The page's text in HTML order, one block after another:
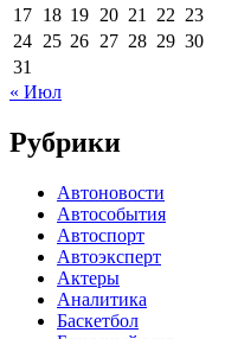
17 18 19 20 21 22 23
24 25 26 27 28 29 30
31
« Июл
Рубрики
Автоновости
Автособытия
Автоспорт
Автоэксперт
Актеры
Аналитика
Баскетбол